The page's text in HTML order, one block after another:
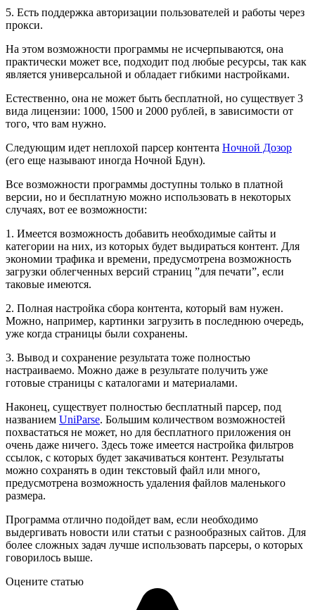
5. Есть поддержка авторизации пользователей и работы через
прокси.
На этом возможности программы не исчерпываются, она
практически может все, подходит под любые ресурсы, так как
является универсальной и обладает гибкими настройками.
Естественно, она не может быть бесплатной, но существует 3
вида лицензии: 1000, 1500 и 2000 рублей, в зависимости от
того, что вам нужно.
Следующим идет неплохой парсер контента Ночной Дозор
(его еще называют иногда Ночной Бдун).
Все возможности программы доступны только в платной
версии, но и бесплатную можно использовать в некоторых
случаях, вот ее возможности:
1. Имеется возможность добавить необходимые сайты и
категории на них, из которых будет выдираться контент. Для
экономии трафика и времени, предусмотрена возможность
загрузки облегченных версий страниц ”для печати”, если
таковые имеются.
2. Полная настройка сбора контента, который вам нужен.
Можно, например, картинки загрузить в последнюю очередь,
уже когда страницы были сохранены.
3. Вывод и сохранение результата тоже полностью
настраиваемо. Можно даже в результате получить уже
готовые страницы с каталогами и материалами.
Наконец, существует полностью бесплатный парсер, под
названием UniParse. Большим количеством возможностей
похвастаться не может, но для бесплатного приложения он
очень даже ничего. Здесь тоже имеется настройка фильтров
ссылок, с которых будет закачиваться контент. Результаты
можно сохранять в один текстовый файл или много,
предусмотрена возможность удаления файлов маленького
размера.
Программа отлично подойдет вам, если необходимо
выдергивать новости или статьи с разнообразных сайтов. Для
более сложных задач лучше использовать парсеры, о которых
говорилось выше.
Оцените статью